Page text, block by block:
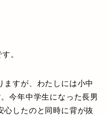
。
ますが、わたしには小中
今年中学生になった長男
心したのと同時に背が抜